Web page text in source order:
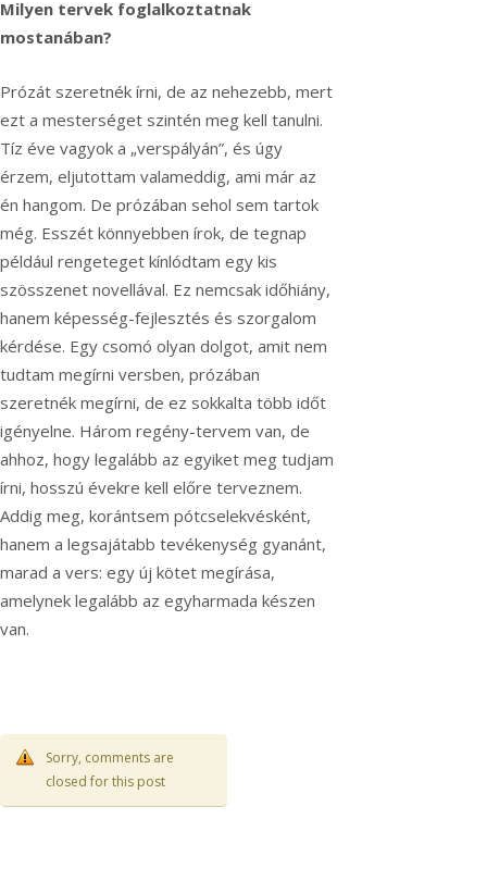
Milyen tervek foglalkoztatnak
mostanában?
Prózát szeretnék írni, de az nehezebb, mert
ezt a mesterséget szintén meg kell tanulni.
Tíz éve vagyok a „verspályán”, és úgy
érzem, eljutottam valameddig, ami már az
én hangom. De prózában sehol sem tartok
még. Esszét könnyebben írok, de tegnap
például rengeteget kínlódtam egy kis
szösszenet novellával. Ez nemcsak időhiány,
hanem képesség-fejlesztés és szorgalom
kérdése. Egy csomó olyan dolgot, amit nem
tudtam megírni versben, prózában
szeretnék megírni, de ez sokkalta több időt
igényelne. Három regény-tervem van, de
ahhoz, hogy legalább az egyiket meg tudjam
írni, hosszú évekre kell előre terveznem.
Addig meg, korántsem pótcselekvésként,
hanem a legsajátabb tevékenység gyanánt,
marad a vers: egy új kötet megírása,
amelynek legalább az egyharmada készen
van.
Sorry, comments are
closed for this post